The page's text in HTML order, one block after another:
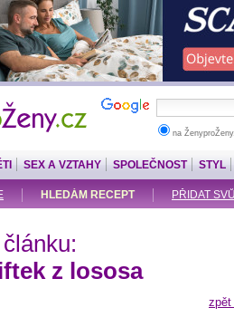
na
SEX A VZTAHY SPOLEČNOST STYL
HLEDÁM RECEPT PŘIDAT
z lososa
zpět